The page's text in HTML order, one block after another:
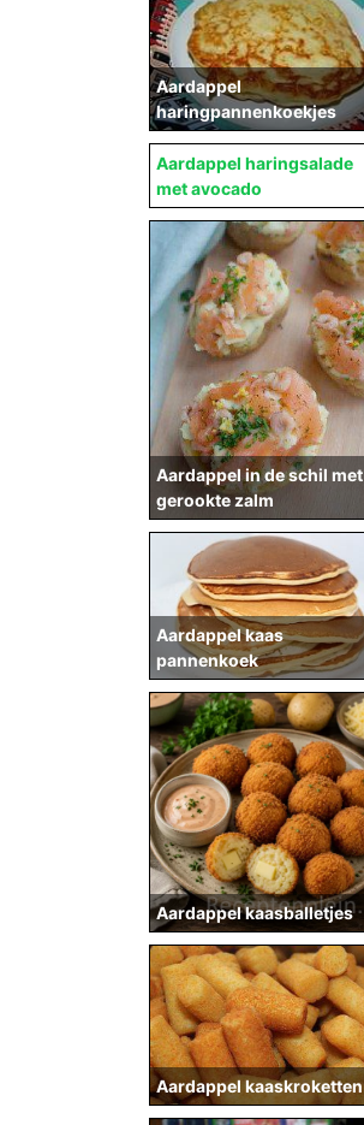
Aardappel
haringpannenkoekjes
Aardappel haringsalade
met avocado
Aardappel in de schil met
gerookte zalm
Aardappel kaas
pannenkoek
Aardappel kaasballetjes
Aardappel kaaskroketten